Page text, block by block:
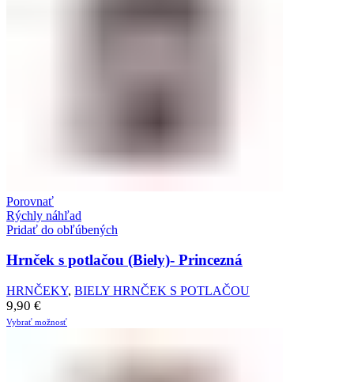
Porovnať
Rýchly náhľad
Pridať do obľúbených
Hrnček s potlačou (Biely)- Princezná
HRNČEKY, BIELY HRNČEK S POTLAČOU
9,90 €
Vybrať možnosť